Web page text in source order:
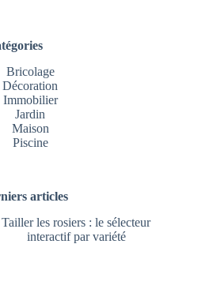
Bricolage
Décoration
Immobilier
Jardin
Maison
Piscine
articles
Tailler les rosiers : le sélecteur
interactif par variété